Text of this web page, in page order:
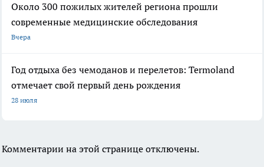
Около 300 пожилых жителей региона прошли
современные медицинские обследования
Вчера
Год отдыха без чемоданов и перелетов: Termoland
отмечает свой первый день рождения
28 июля
Комментарии на этой странице отключены.